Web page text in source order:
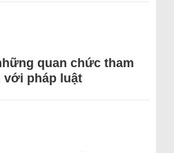
quan chức tham
với pháp luật